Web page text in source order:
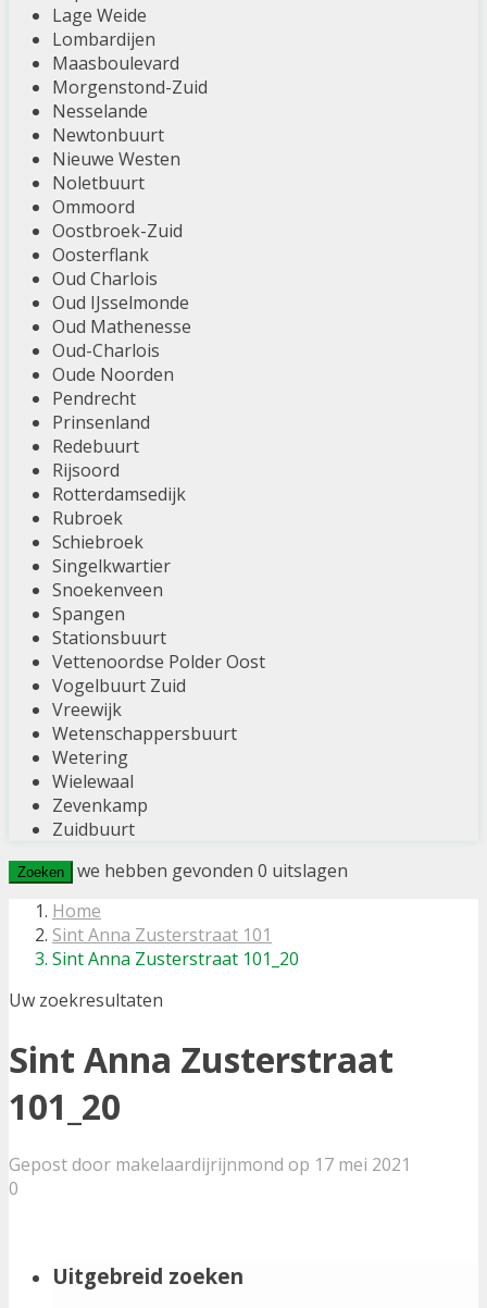
Lage Weide
Lombardijen
Maasboulevard
Morgenstond-Zuid
Nesselande
Newtonbuurt
Nieuwe Westen
Noletbuurt
Ommoord
Oostbroek-Zuid
Oosterflank
Oud Charlois
Oud IJsselmonde
Oud Mathenesse
Oud-Charlois
Oude Noorden
Pendrecht
Prinsenland
Redebuurt
Rijsoord
Rotterdamsedijk
Rubroek
Schiebroek
Singelkwartier
Snoekenveen
Spangen
Stationsbuurt
Vettenoordse Polder Oost
Vogelbuurt Zuid
Vreewijk
Wetenschappersbuurt
Wetering
Wielewaal
Zevenkamp
Zuidbuurt
Zoeken we hebben gevonden 0 uitslagen
Home
Sint Anna Zusterstraat 101
Sint Anna Zusterstraat 101_20
Uw zoekresultaten
Sint Anna Zusterstraat
101_20
Gepost door makelaardijrijnmond op 17 mei 2021
0
Uitgebreid zoeken